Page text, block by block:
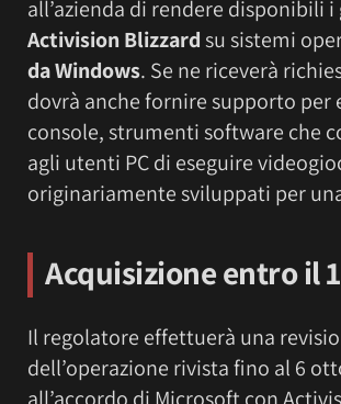
all’azienda di rendere disponibili i
Activision Blizzardsu sistemi
da Windows. Se ne riceverà
dovrà anche fornire supporto per
console, strumenti software che
agli utenti PC di eseguire
originariamente sviluppati per
Acquisizione entro il
Il regolatore effettuerà una
dell’operazione rivista fino al 6
all’accordo di Microsoft con